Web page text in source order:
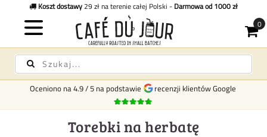
Koszt dostawy29 zł na terenie całej Polski - Darmowa od 1000 zł
Oceniono na4.9/5 na podstawie recenzji klientów Google
Torebki na herbatę